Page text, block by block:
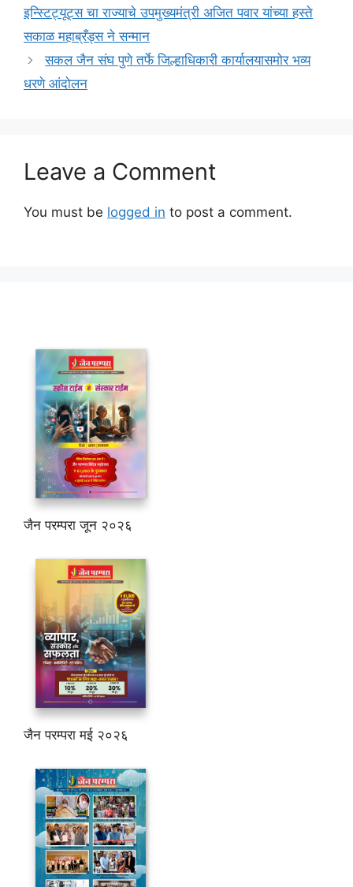
इन्स्टिट्यूट्स चा राज्याचे उपमुख्यमंत्री अजित पवार यांच्या हस्ते
सकाळ महाब्रँड्स ने सन्मान
सकल जैन संघ पुणे तर्फे जिल्हाधिकारी कार्यालयासमोर भव्य
धरणे आंदोलन
Leave a Comment
You must be logged in to post a comment.
जैन परम्परा जून २०२६
जैन परम्परा मई २०२६